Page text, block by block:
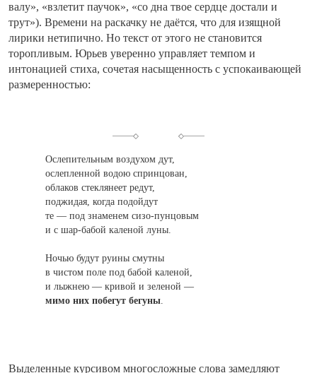
валу», «взлетит паучок», «со дна твое сердце достали и
трут»). Времени на раскачку не даётся, что для изящной
лирики нетипично. Но текст от этого не становится
торопливым. Юрьев уверенно управляет темпом и
интонацией стиха, сочетая насыщенность с успокаивающей
размеренностью:
Ослепительным воздухом дут,
ослепленной водою спринцован,
облаков стеклянеет редут,
поджидая, когда подойдут
те — под знаменем сизо-пунцовым
и с шар-бабой каленой луны.
Ночью будут руины смутны
в чистом поле под бабой каленой,
и лыжнею — кривой и зеленой —
мимо них побегут бегуны.
Выделенные курсивом многосложные слова замедляют